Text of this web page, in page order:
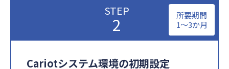
所要期間​
1〜3か月
STEP
2
Cariotシステム環境の初期設定​​